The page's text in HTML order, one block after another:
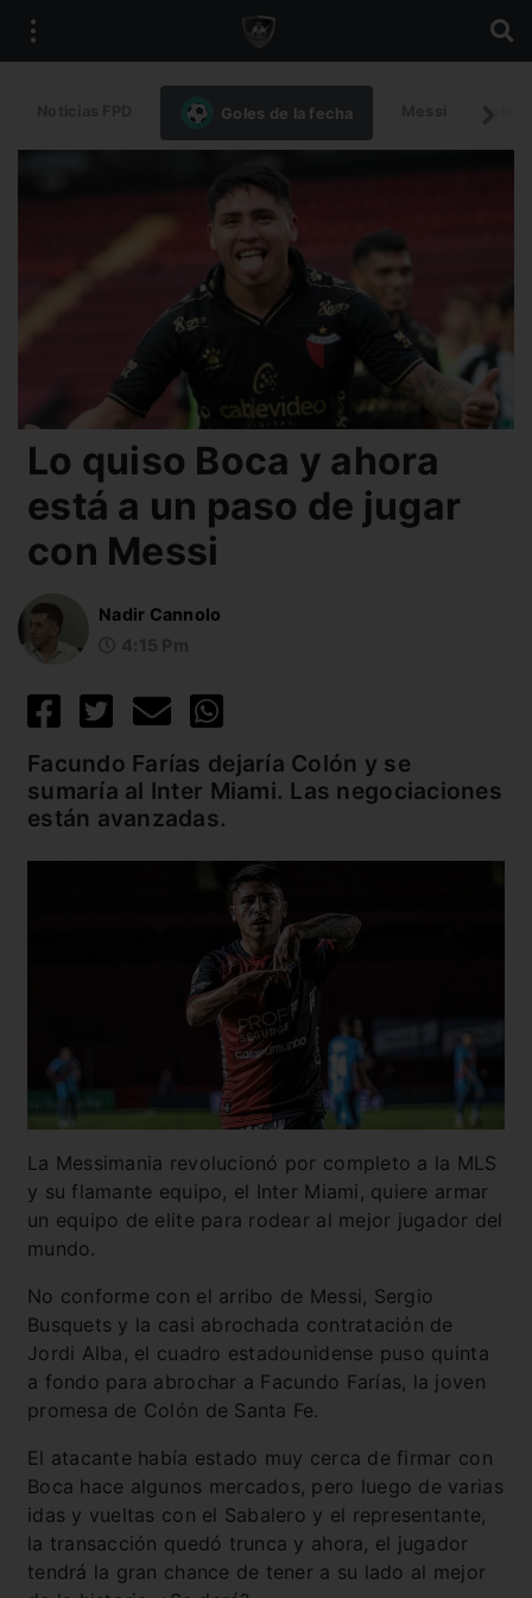
Goles de la fecha
Lo quiso Boca y ahora
está a un paso de jugar
con Messi
Nadir Cannolo
Facundo Farías dejaría Colón y se
sumaría al Inter Miami. Las negociaciones
están avanzadas.
La Messimania revolucionó por completo a la MLS
y su flamante equipo, el Inter Miami, quiere armar
un equipo de elite para rodear al mejor jugador del
mundo.
No conforme con el arribo de Messi, Sergio
Busquets y la casi abrochada contratación de
Jordi Alba, el cuadro estadounidense puso quinta
a fondo para abrochar a Facundo Farías, la joven
promesa de Colón de Santa Fe.
El atacante había estado muy cerca de firmar con
Boca hace algunos mercados, pero luego de varias
idas y vueltas con el Sabalero y el representante,
la transacción quedó trunca y ahora, el jugador
tendrá la gran chance de tener a su lado al mejor